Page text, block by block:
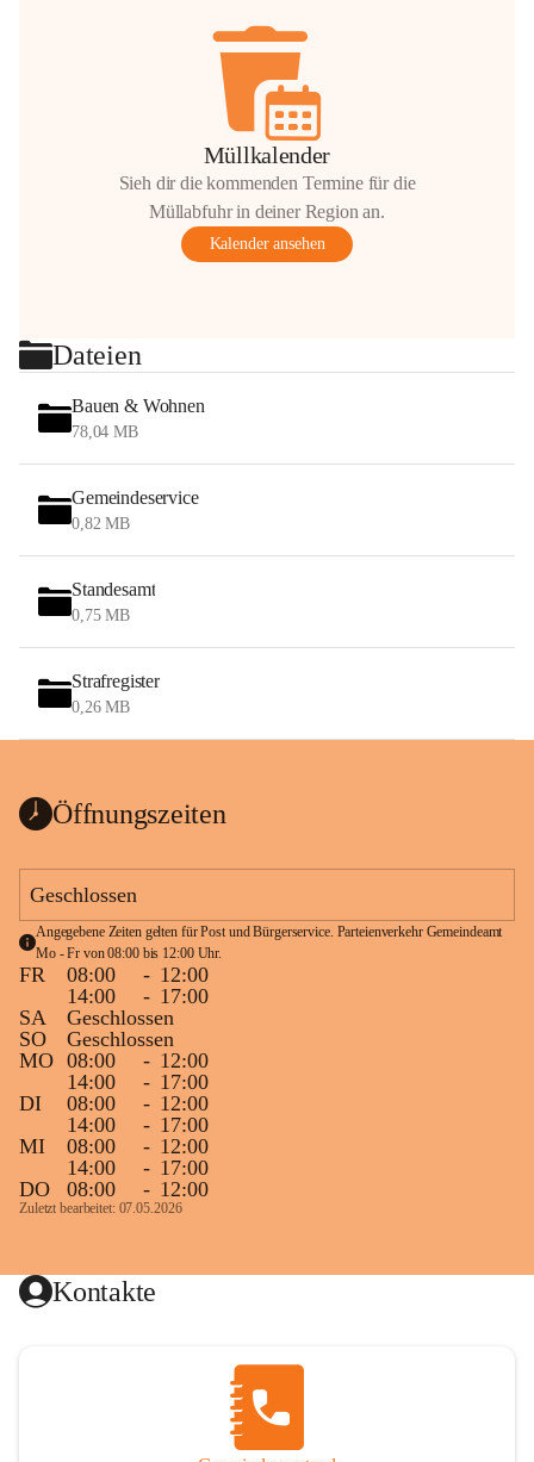
Müllkalender
Sieh dir die kommenden Termine für die
Müllabfuhr in deiner Region an.
Kalender ansehen
Dateien
Bauen & Wohnen
78,04 MB
Gemeindeservice
0,82 MB
Standesamt
0,75 MB
Strafregister
0,26 MB
Öffnungszeiten
Geschlossen
Angegebene Zeiten gelten für Post und Bürgerservice. Parteienverkehr Gemeindeamt
Mo - Fr von 08:00 bis 12:00 Uhr.
FR 08:00 - 12:00
14:00
- 17:00
SA
Geschlossen
SO
Geschlossen
MO 08:00 - 12:00
14:00
- 17:00
DI
08:00 - 12:00
14:00
- 17:00
MI
08:00 - 12:00
14:00
- 17:00
DO
08:00 - 12:00
Zuletzt bearbeitet: 07.05.2026
Kontakte